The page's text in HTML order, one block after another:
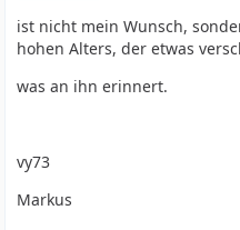
ist nicht mein Wunsch,
hohen Alters, der etwas
was an ihn erinnert.
vy73
Markus